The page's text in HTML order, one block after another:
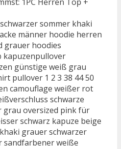
sommer khaki
männer hoodie herren
grauer hoodies
kapuzenpullover
günstige weiß grau
pullover 1 2 3 38 44 50
camouflage weißer rot
schwarze
grau oversized pink für
schwarz kapuze beige
grauer schwarzer
sandfarbener weiße